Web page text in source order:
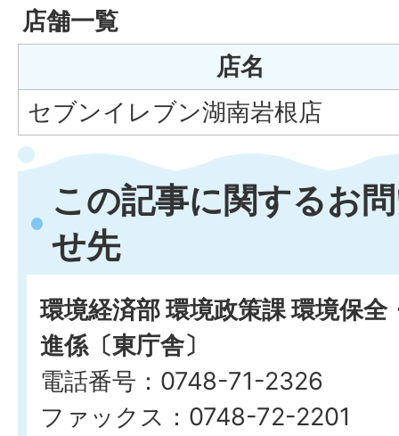
店舗一覧
店名
セブンイレブン湖南岩根店
この記事に関するお
せ先
環境経済部 環境政策課 環境保
進係〔東庁舎〕
電話番号：0748-71-2326
ファックス：0748-72-2201